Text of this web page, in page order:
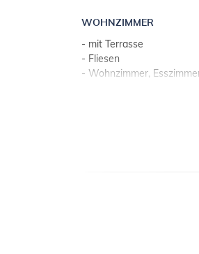
WOHNZIMMER
- mit Terrasse
- Fliesen
- Wohnzimmer,